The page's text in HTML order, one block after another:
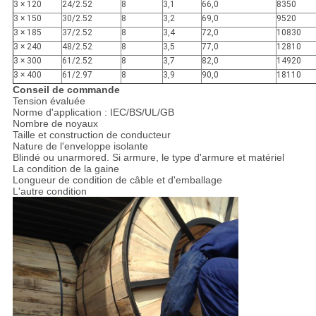
3 × 120
24/2.52 8 3,1 66,0
8350
3 × 150
30/2.52 8 3,2 69,0
9520
3 × 185
37/2.52 8 3,4 72,0
10830
3 × 240
48/2.52 8 3,5 77,0
12810
3 × 300
61/2.52 8 3,7 82,0
14920
3 × 400
61/2.97 8 3,9 90,0 18110
Conseil de commande
Tension évaluée
Norme d'application : IEC/BS/UL/GB
Nombre de noyaux
Taille et construction de conducteur
Nature de l'enveloppe isolante
Blindé ou unarmored. Si armure, le type d'armure et matériel
La condition de la gaine
Longueur de condition de câble et d'emballage
L'autre condition